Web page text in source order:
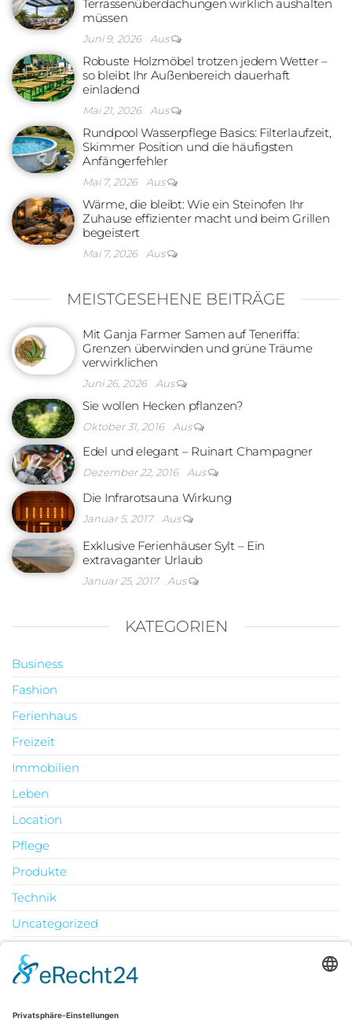
Terrassenüberdachungen wirklich aushalten
müssen
Juni 9, 2026 Aus
Robuste Holzmöbel trotzen jedem Wetter –
so bleibt Ihr Außenbereich dauerhaft
einladend
Mai 21, 2026 Aus
Rundpool Wasserpflege Basics: Filterlaufzeit,
Skimmer Position und die häufigsten
Anfängerfehler
Mai 7, 2026 Aus
Wärme, die bleibt: Wie ein Steinofen Ihr
Zuhause effizienter macht und beim Grillen
begeistert
Mai 7, 2026 Aus
MEISTGESEHENE BEITRÄGE
Mit Ganja Farmer Samen auf Teneriffa:
Grenzen überwinden und grüne Träume
verwirklichen
Juni 26, 2026 Aus
Sie wollen Hecken pflanzen?
Oktober 31, 2016 Aus
Edel und elegant – Ruinart Champagner
Dezember 22, 2016 Aus
Die Infrarotsauna Wirkung
Januar 5, 2017 Aus
Exklusive Ferienhäuser Sylt – Ein
extravaganter Urlaub
Januar 25, 2017 Aus
KATEGORIEN
Business
Fashion
Ferienhaus
Freizeit
Immobilien
Leben
Location
Pflege
Produkte
Technik
Uncategorized
M
D